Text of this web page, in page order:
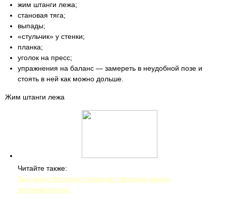
жим штанги лежа;
становая тяга;
выпады;
«стульчик» у стенки;
планка;
уголок на пресс;
упражнения на баланс — замереть в неудобной позе и
стоять в ней как можно дольше.
Жим штанги лежа
Читайте также:
При каких болезнях помогает эфирное масло
можжевельника